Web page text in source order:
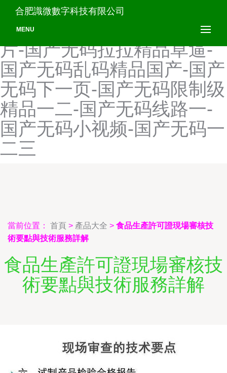
国产无码www在线观看-国
产无码高中生-国产无码黄色
片-国产无码拉拉精品草逼-
国产无码乱码精品国产-国产
无码下一页-国产无码限制级
精品一二-国产无码线路一-
国产无码小视频-国产无码一
二三
合肥識微數字科技有限公司
MENU
當前位置： 首頁 > 產品大全 > 食品生產許可證現場審核技
術要點與技術服務詳解
食品生產許可證現場審核技
術要點與技術服務詳解